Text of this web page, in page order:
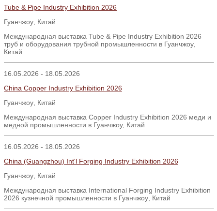
Tube & Pipe Industry Exhibition 2026
Гуанчжоу Китай
Международная выставка Tube & Pipe Industry Exhibition 2026
труб и оборудования трубной промышленности в Гуанчжоу,
Китай
16.05.2026 - 18.05.2026
China Copper Industry Exhibition 2026
Гуанчжоу Китай
Международная выставка Copper Industry Exhibition 2026 меди и
медной промышленности в Гуанчжоу, Китай
16.05.2026 - 18.05.2026
China (Guangzhou) Int'l Forging Industry Exhibition 2026
Гуанчжоу Китай
Международная выставка International Forging Industry Exhibition
2026 кузнечной промышленности в Гуанчжоу Китай